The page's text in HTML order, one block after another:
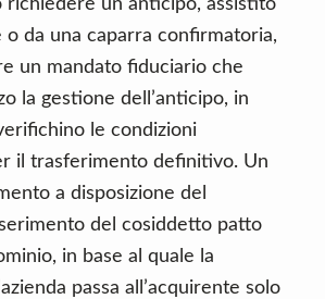
richiedere un anticipo, assistito
o da una caparra confirmatoria,
un mandato fiduciario che
la gestione dell’anticipo, in
le condizioni
il trasferimento definitivo. Un
a disposizione del
del cosiddetto patto
in base al quale la
passa all’acquirente solo